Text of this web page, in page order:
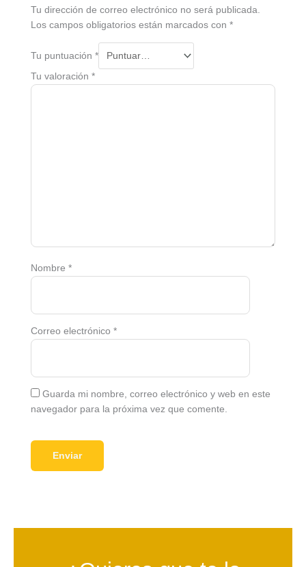
Tu dirección de correo electrónico no será publicada.
Los campos obligatorios están marcados con *
Tu puntuación *
Tu valoración *
Nombre *
Correo electrónico *
Guarda mi nombre, correo electrónico y web en este
navegador para la próxima vez que comente.